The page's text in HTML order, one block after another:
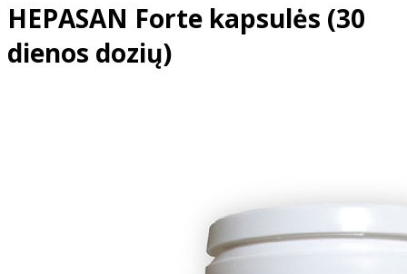
HEPASAN Forte kapsulės (30
dienos dozių)